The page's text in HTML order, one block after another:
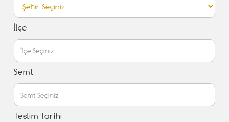
İlçe
Semt
Teslim Tarihi